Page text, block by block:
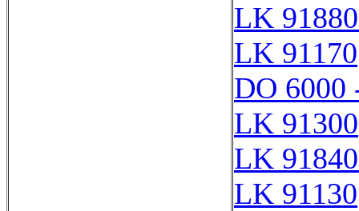
LK
LK 91170
DO 6000
LK 91300
LK
LK 91130